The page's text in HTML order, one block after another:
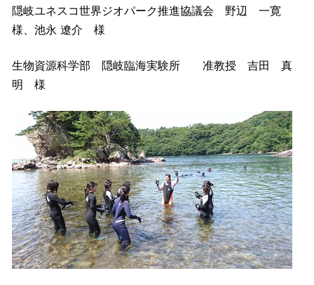
隠岐ユネスコ世界ジオパーク推進協議会 野辺 一寛
様、池永 遼介 様
生物資源科学部 隠岐臨海実験所 准教授 吉田 真
明 様